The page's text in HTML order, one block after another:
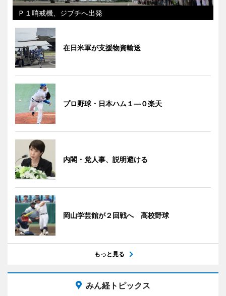
Ｐ１哨戒機、ジブチへ出発
在日米軍が支援物資輸送
プロ野球・日本ハム１―０楽天
内閣・党人事、説明避ける
岡山学芸館が２回戦へ 高校野球
もっと見る
みん経トピックス